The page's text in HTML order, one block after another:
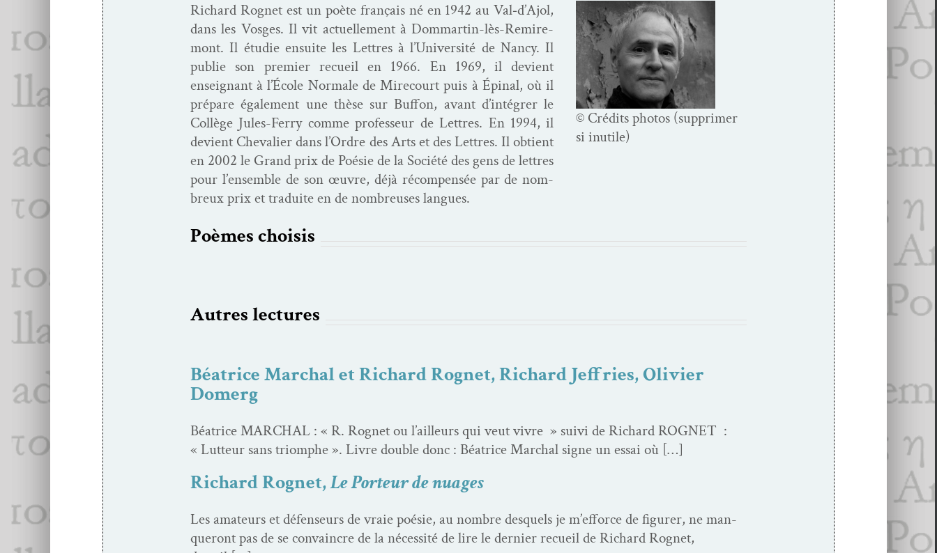
Richard Rognet est un poète français né en 1942 au Val‑d’A­jol,
dans les Vos­ges. Il vit actuelle­ment à Dom­­martin-lès-Remire­­
mont. Il étudie ensuite les Let­tres à l’Université de Nan­cy. Il
pub­lie son pre­mier recueil en 1966. En 1969, il devient
enseignant à l’École Nor­male de Mire­court puis à Épinal, où il
pré­pare égale­ment une thèse sur Buf­fon, avant d’intégrer le
Col­lège Jules-Fer­­ry comme pro­fesseur de Let­tres. En 1994, il
devient Cheva­lier dans l’Ordre des Arts et des Let­tres. Il obtient
en 2002 le Grand prix de Poésie de la Société des gens de let­tres
pour l’ensem­ble de son œuvre, déjà récom­pen­sée par de nom­
breux prix et traduite en de nom­breuses langues.
© Crédits pho­tos (sup­primer
si inutile)
Poèmes choi­sis
Autres lec­tures
Béatrice Marchal et Richard Rognet, Richard Jeffries, Olivier
Domerg
Béa­trice MARCHAL : « R. Rognet ou l’ailleurs qui veut vivre » suivi de Richard ROGNET :
« Lut­teur sans tri­om­phe ». Livre dou­ble donc : Béa­trice Mar­chal signe un essai où […]
Richard Rognet,Le Porteur de nuages
Les ama­teurs et défenseurs de vraie poésie, au nom­bre desquels je m’efforce de fig­ur­er, ne man­
queront pas de se con­va­in­cre de la néces­sité de lire le dernier recueil de Richard Rognet,